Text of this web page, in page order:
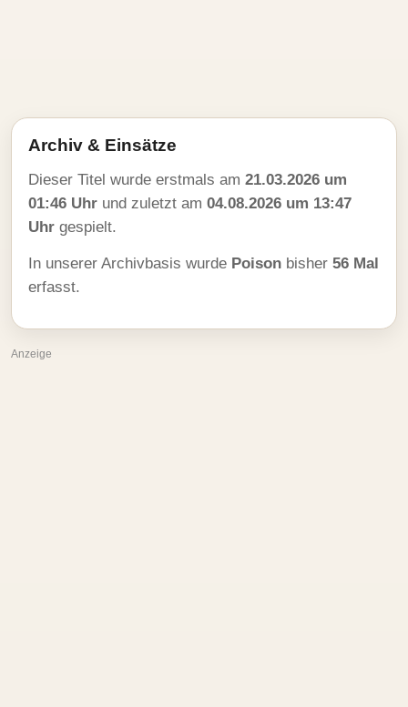
Archiv & Einsätze
Dieser Titel wurde erstmals am 21.03.2026 um
01:46 Uhr und zuletzt am 04.08.2026 um 13:47
Uhr gespielt.
In unserer Archivbasis wurde Poison bisher 56 Mal
erfasst.
Anzeige